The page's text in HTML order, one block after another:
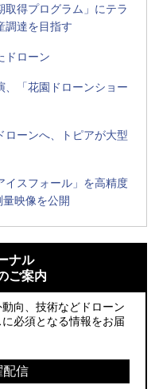
得プログラム」にテラ
調達を目指す
ドローン
、「花園ドローンショー
ローンへ、トピアが大型
イスフォール」を高精度
映像を公開
を実施
プログラム」にテラドロ
目指す
『スパイダーマン』や
花園ドローンショーフェ
を実施
ップ「BlueArch株式会
プログラム」にテラドロ
復活の花火」打ち上げ、
ナル
ご案内
向、技術などドローン
必須となる情報をお届
配信